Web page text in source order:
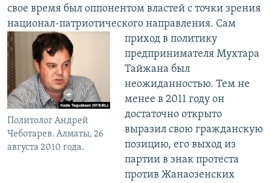
свое время был оппонентом властей с точки зрения
национал-патриотического направления. Сам
приход в политику
Политолог Андрей
Чеботарев. Алматы, 26
августа 2010 года.
предпринимателя Мухтара
Тайжана был
неожиданностью. Тем не
менее в 2011 году он
достаточно открыто
выразил свою гражданскую
позицию, его выход из
партии в знак протеста
против Жанаозенских